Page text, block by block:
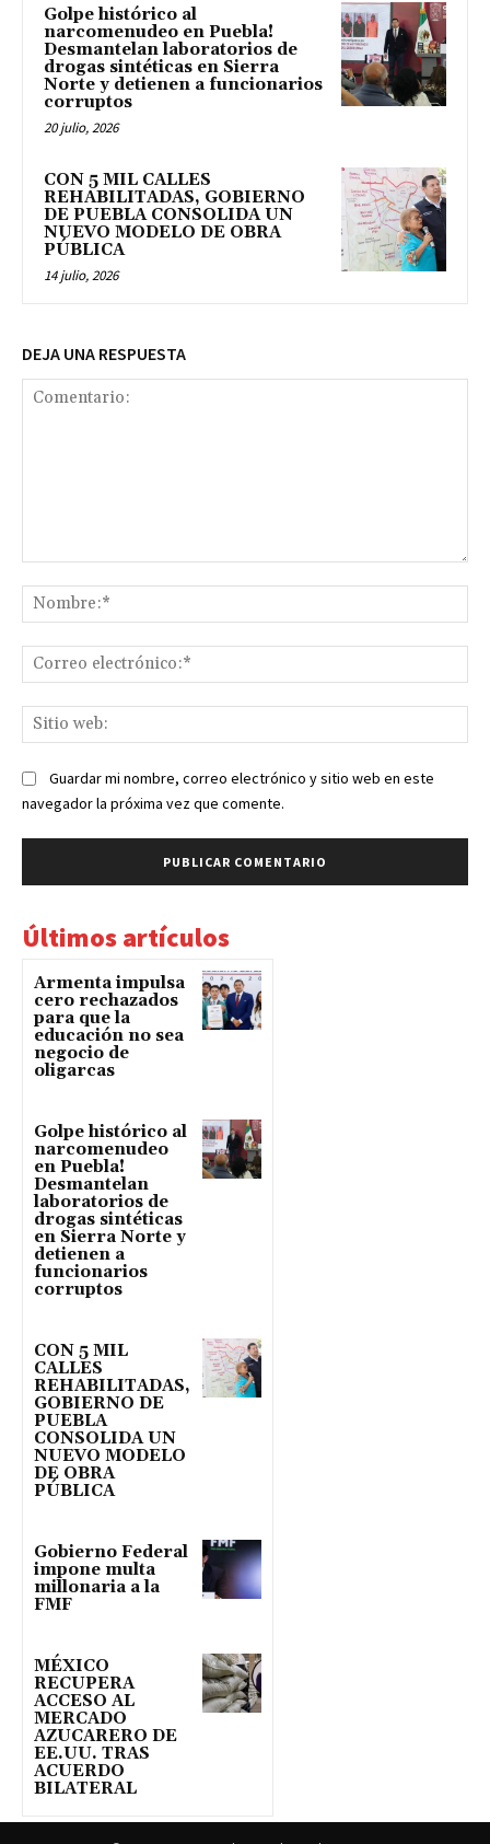
Golpe histórico al
narcomenudeo en Puebla!
Desmantelan laboratorios de
drogas sintéticas en Sierra
Norte y detienen a funcionarios
corruptos
20 julio, 2026
CON 5 MIL CALLES
REHABILITADAS, GOBIERNO
DE PUEBLA CONSOLIDA UN
NUEVO MODELO DE OBRA
PÚBLICA
14 julio, 2026
DEJA UNA RESPUESTA
Guardar mi nombre, correo electrónico y sitio web en este
navegador la próxima vez que comente.
Últimos artículos
Armenta impulsa
cero rechazados
para que la
educación no sea
negocio de
oligarcas
Golpe histórico al
narcomenudeo
en Puebla!
Desmantelan
laboratorios de
drogas sintéticas
en Sierra Norte y
detienen a
funcionarios
corruptos
CON 5 MIL
CALLES
REHABILITADAS,
GOBIERNO DE
PUEBLA
CONSOLIDA UN
NUEVO MODELO
DE OBRA
PÚBLICA
Gobierno Federal
impone multa
millonaria a la
FMF
MÉXICO
RECUPERA
ACCESO AL
MERCADO
AZUCARERO DE
EE.UU. TRAS
ACUERDO
BILATERAL